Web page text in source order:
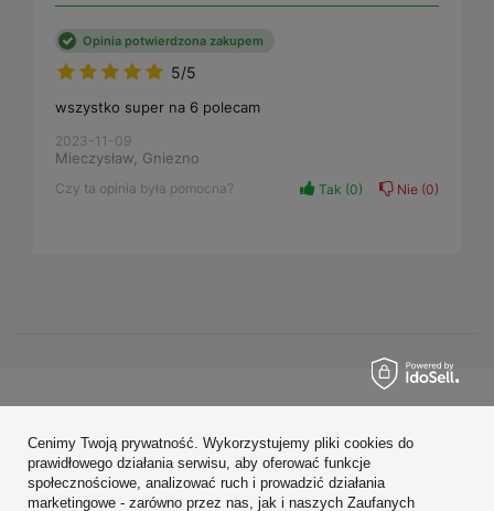
5/5
Opinia potwierdzona zakupem
wszystko super na 6 polecam
2023-11-09
Mieczysław, Gniezno
Czy ta opinia była pomocna? Tak 0 Nie 0
Konto
Regulaminy
Cenimy Twoją prywatność. Wykorzystujemy pliki cookies do
prawidłowego działania serwisu, aby oferować funkcje
społecznościowe, analizować ruch i prowadzić działania
marketingowe - zarówno przez nas, jak i naszych Zaufanych